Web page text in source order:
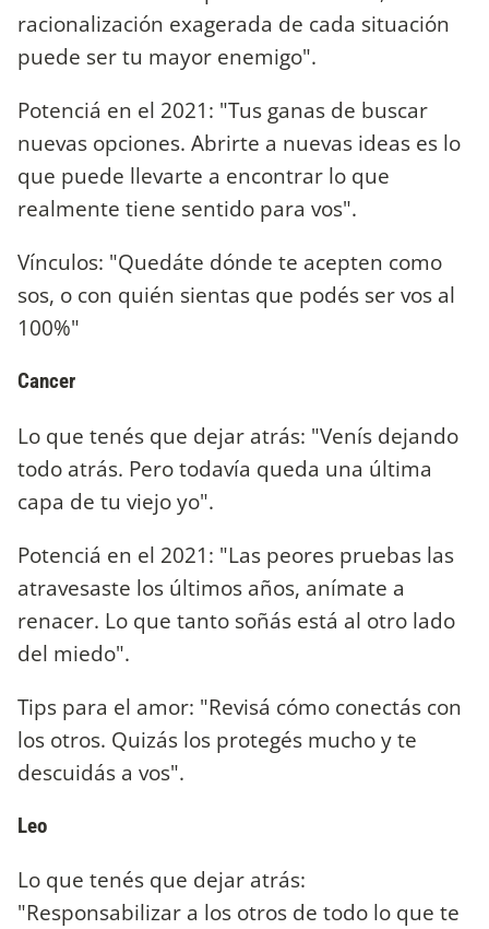
racionalización exagerada de cada situación
puede ser tu mayor enemigo".
Potenciá en el 2021: "Tus ganas de buscar
nuevas opciones. Abrirte a nuevas ideas es lo
que puede llevarte a encontrar lo que
realmente tiene sentido para vos".
Vínculos: "Quedáte dónde te acepten como
sos, o con quién sientas que podés ser vos al
100%"
Cancer
Lo que tenés que dejar atrás: "Venís dejando
todo atrás. Pero todavía queda una última
capa de tu viejo yo".
Potenciá en el 2021: "Las peores pruebas las
atravesaste los últimos años, anímate a
renacer. Lo que tanto soñás está al otro lado
del miedo".
Tips para el amor: "Revisá cómo conectás con
los otros. Quizás los protegés mucho y te
descuidás a vos".
Leo
Lo que tenés que dejar atrás:
"Responsabilizar a los otros de todo lo que te